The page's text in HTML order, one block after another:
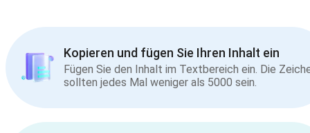
Kopieren und fügen Sie Ihren Inhalt ein
Fügen Sie den Inhalt im Textbereich ein. Die
sollten jedes Mal weniger als 5000 sein.